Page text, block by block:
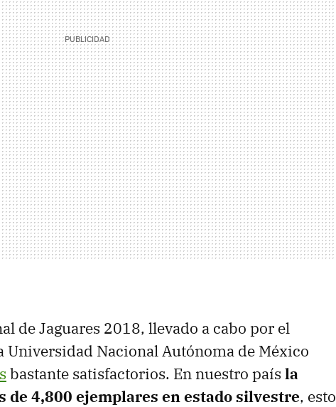
de Jaguares 2018, llevado a cabo por el
Universidad Nacional Autónoma de México
bastante satisfactorios. En nuestro país la
de 4,800 ejemplares en estado silvestre, esto